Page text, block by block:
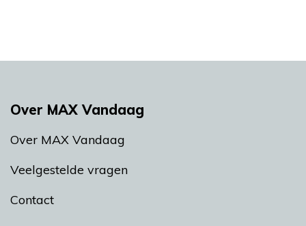
Over MAX Vandaag
Over MAX Vandaag
Veelgestelde vragen
Contact